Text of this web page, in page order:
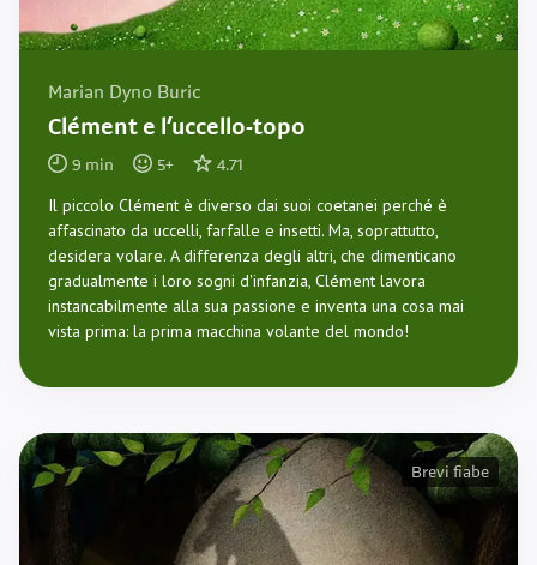
Marian Dyno Buric
Clément e l’uccello-topo
9 min 5+ 4.71
Il piccolo Clément è diverso dai suoi coetanei perché è
affascinato da uccelli, farfalle e insetti. Ma, soprattutto,
desidera volare. A differenza degli altri, che dimenticano
gradualmente i loro sogni d'infanzia, Clément lavora
instancabilmente alla sua passione e inventa una cosa mai
vista prima: la prima macchina volante del mondo!
Brevi fiabe